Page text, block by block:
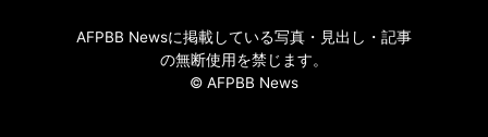
AFPBB Newsに掲載している写真・見出し・記事
の無断使用を禁じます。
© AFPBB News